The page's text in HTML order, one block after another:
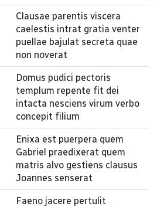
Clausae parentis viscera
caelestis intrat gratia venter
puellae bajulat secreta quae
non noverat
Domus pudici pectoris
templum repente fit dei
intacta nesciens virum verbo
concepit filium
Enixa est puerpera quem
Gabriel praedixerat quem
matris alvo gestiens clausus
Joannes senserat
Faeno jacere pertulit